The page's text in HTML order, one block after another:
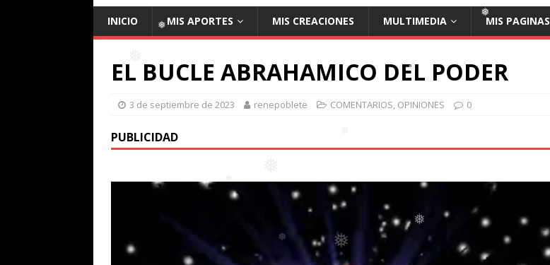
❅
❅
❅
INICIO MIS APORTES MIS CREACIONES MULTIMEDIA MIS PAGINAS
EL BUCLE ABRAHAMICO DEL PODER
3 de septiembre de 2023 renepoblete COMENTARIOS, OPINIONES 0
PUBLICIDAD